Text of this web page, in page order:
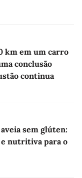
km em um carro
conclusão
continua
sem glúten:
nutritiva para o